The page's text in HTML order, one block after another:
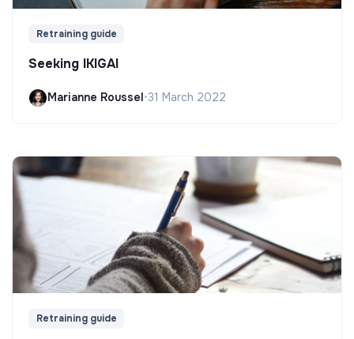
Retraining guide
Seeking IKIGAI
Marianne Roussel •31 March 2022
Retraining guide